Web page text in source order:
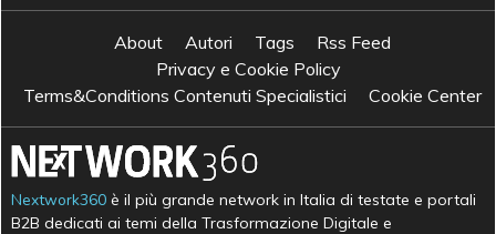
About Autori Tags
Rss Feed
Privacy e Cookie Policy
Terms&Conditions Contenuti Specialistici
Cookie Center
Nextwork360 è il più grande network in Italia di testate e portali
B2B dedicati ai temi della Trasformazione Digitale e